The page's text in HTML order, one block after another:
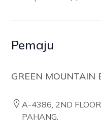
Pemaju
GREEN MOUNTAIN
A-4386, 2ND
PAHANG.